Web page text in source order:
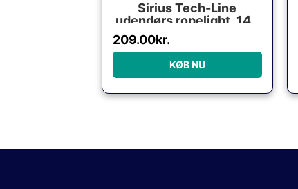
Sirius Tech-Line
udendørs ropelight, 144
varm hvide lys, 4 meter,
forlænger
209.00kr.
KØB NU